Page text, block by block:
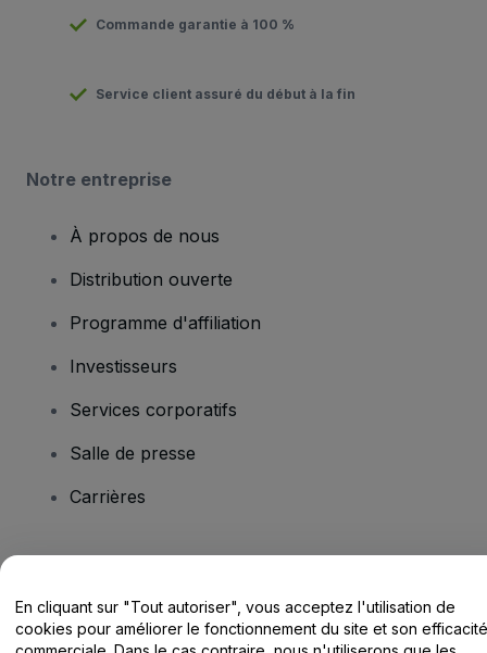
Commande garantie à 100 %
Service client assuré du début à la fin
Notre entreprise
À propos de nous
Distribution ouverte
Programme d'affiliation
Investisseurs
Services corporatifs
Salle de presse
Carrières
Centre d'assistance / Nous contacter
En cliquant sur "Tout autoriser", vous acceptez l'utilisation de
cookies pour améliorer le fonctionnement du site et son efficacité